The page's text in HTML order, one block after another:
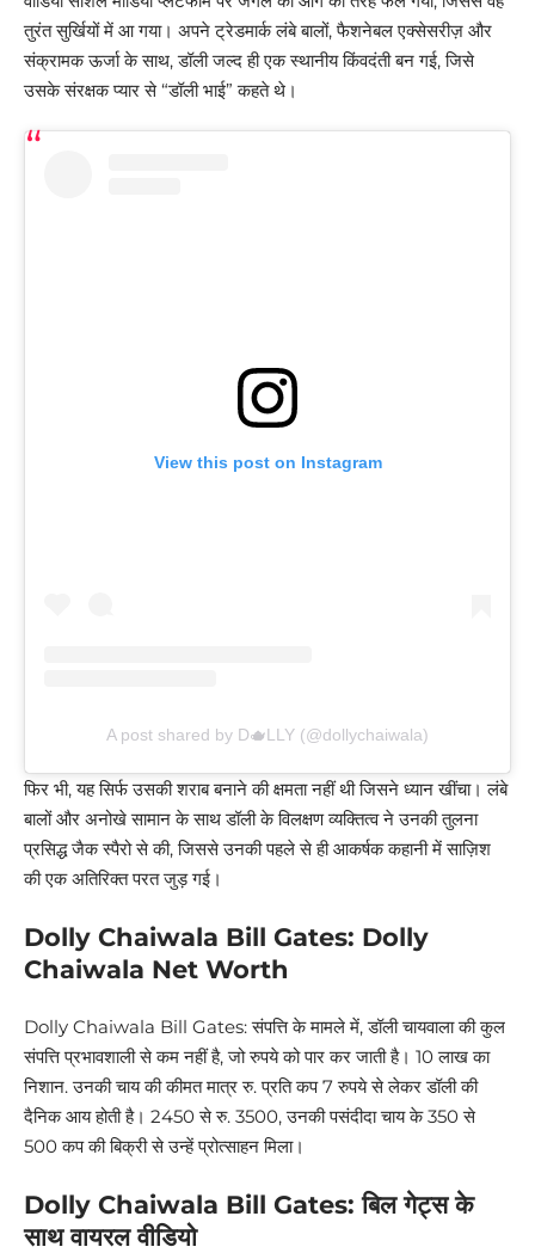
तुरंत सुर्खियों में आ गया। अपने ट्रेडमार्क लंबे बालों, फैशनेबल एक्सेसरीज़ और
संक्रामक ऊर्जा के साथ, डॉली जल्द ही एक स्थानीय किंवदंती बन गई, जिसे
उसके संरक्षक प्यार से “डॉली भाई” कहते थे।
View this post on Instagram
A post shared by D🫖LLY (@dollychaiwala)
फिर भी, यह सिर्फ उसकी शराब बनाने की क्षमता नहीं थी जिसने ध्यान खींचा। लंबे
बालों और अनोखे सामान के साथ डॉली के विलक्षण व्यक्तित्व ने उनकी तुलना
प्रसिद्ध जैक स्पैरो से की, जिससे उनकी पहले से ही आकर्षक कहानी में साज़िश
की एक अतिरिक्त परत जुड़ गई।
Dolly Chaiwala Bill Gates: Dolly
Chaiwala Net Worth
Dolly Chaiwala Bill Gates: संपत्ति के मामले में, डॉली चायवाला की कुल
संपत्ति प्रभावशाली से कम नहीं है, जो रुपये को पार कर जाती है। 10 लाख का
निशान. उनकी चाय की कीमत मात्र रु. प्रति कप 7 रुपये से लेकर डॉली की
दैनिक आय होती है। 2450 से रु. 3500, उनकी पसंदीदा चाय के 350 से
500 कप की बिक्री से उन्हें प्रोत्साहन मिला।
Dolly Chaiwala Bill Gates: बिल गेट्स के
साथ वायरल वीडियो